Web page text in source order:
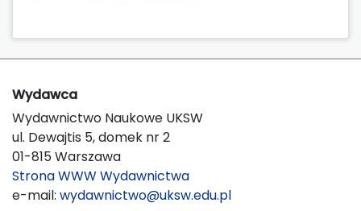
Wydawca
Wydawnictwo Naukowe UKSW
ul. Dewajtis 5, domek nr 2
01-815 Warszawa
Strona WWW Wydawnictwa
e-mail: wydawnictwo@uksw.edu.pl